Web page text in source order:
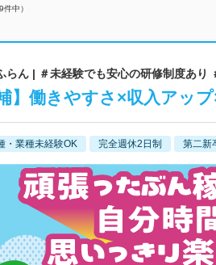
件中）
らん | ＃未経験でも安心の研修制度あり
】働きやすさ×収入アッ
・業種未経験OK 完全週休2日制 第二新